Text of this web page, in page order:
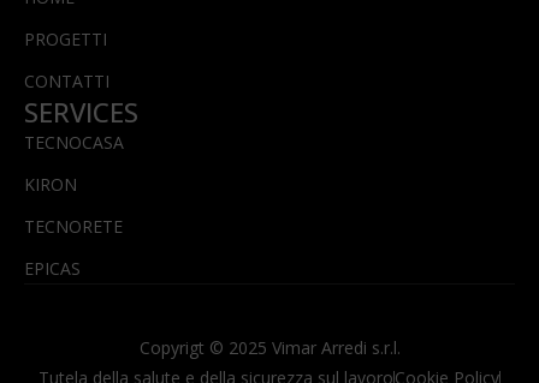
PROGETTI
CONTATTI
SERVICES
TECNOCASA
KIRON
TECNORETE
EPICAS
Copyrigt © 2025 Vimar Arredi s.r.l.
Tutela della salute e della sicurezza sul lavoroCookie Policy